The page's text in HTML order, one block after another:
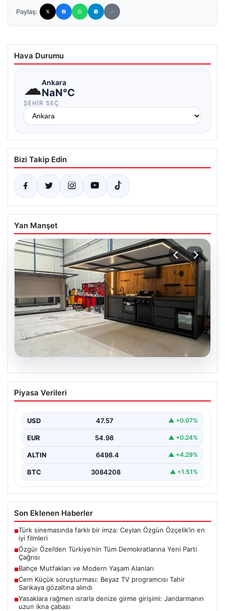
Paylaş:
Hava Durumu
☁Ankara
NaN°C
ŞEHIR SEÇ
Bizi Takip Edin
Yan Manşet
Bahçe Mutfakları ve Modern Yaşam
Alanları
yaşamaktadır. Özellikle de özel konutlarda yaşayan
kullanıcılar,…
Piyasa Verileri
USD 47.57 ▲ +0.07%
EUR 54.98 ▲ +0.24%
ALTIN 6498.4 ▲ +4.29%
BTC 3084208 ▲ +1.51%
Son Eklenen Haberler
■Türk sinemasında farklı bir imza: Ceylan Özgün Özçelik’in en
iyi filmleri
■Özgür Özel’den Türkiye’nin Tüm Demokratlarına Yeni Parti
Çağrısı
■Bahçe Mutfakları ve Modern Yaşam Alanları
■Cem Küçük soruşturması: Beyaz TV programcısı Tahir
Sarıkaya gözaltına alındı
■Yasaklara rağmen ısrarla denize girme girişimi: Jandarmanın
uzun ikna çabası